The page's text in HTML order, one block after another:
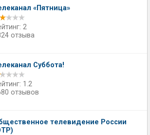
«Пятница»
2
отзыва
Суббота!
1.2
отзывов
телевидение России